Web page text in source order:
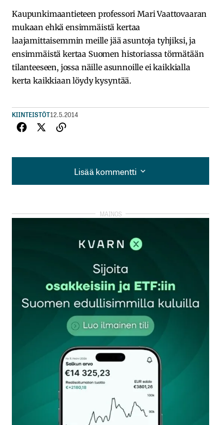
Kaupunkimaantieteen professori Mari Vaattovaaran
mukaan ehkä ensimmäistä kertaa
laajamittaisemmin meille jää asuntoja tyhjiksi, ja
ensimmäistä kertaa Suomen historiassa törmätään
tilanteeseen, jossa näille asunnoille ei kaikkialla
kerta kaikkiaan löydy kysyntää.
KIINTEISTÖT12.5.2014
Lisää kommentti
Lisää kommentti
kirjautua
rekisteröityä
Sähköpostiosoitettasi ei julkaista.Pakolliset
kentät on merkitty*
Kommentti*
Nimesi tai nimimerkkisi